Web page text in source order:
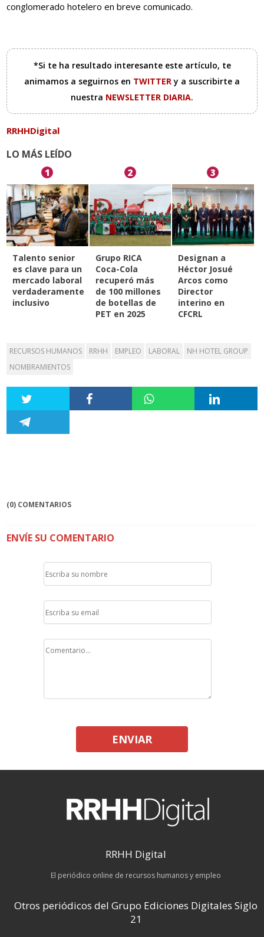
conglomerado hotelero en breve comunicado.
*Si te ha resultado interesante este artículo, te
animamos a seguirnos en TWITTERy a suscribirte a
nuestra NEWSLETTER DIARIA.
RRHHDigital
LO MÁS LEÍDO
1
Talento senior
es clave para un
mercado laboral
verdaderamente
inclusivo
2
Grupo RICA
Coca-Cola
recuperó más
de 100 millones
de botellas de
PET en 2025
3
Designan a
Héctor Josué
Arcos como
Director
interino en
CFCRL
RECURSOS HUMANOS RRHH EMPLEO LABORAL
NH HOTEL GROUP
NOMBRAMIENTOS
(0) COMENTARIOS
ENVÍE SU COMENTARIO
ENVIAR
RRHH Digital
El periódico online de recursos humanos y empleo
Otros periódicos del Grupo Ediciones Digitales Siglo
21